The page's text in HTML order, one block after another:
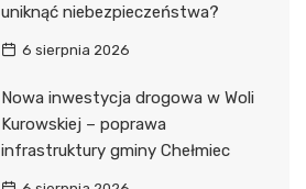
uniknąć niebezpieczeństwa?
6 sierpnia 2026
Nowa inwestycja drogowa w Woli
Kurowskiej – poprawa
infrastruktury gminy Chełmiec